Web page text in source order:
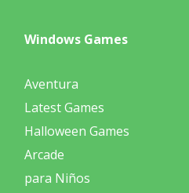
Windows Games
Aventura
Latest Games
Halloween Games
Arcade
para Niños